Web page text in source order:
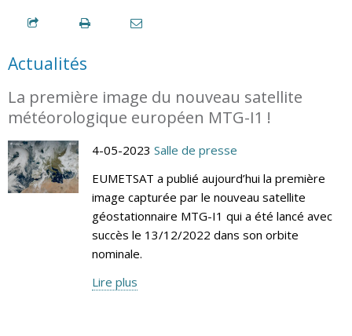
Actualités
La première image du nouveau satellite
météorologique européen MTG-I1 !
4-05-2023 Salle de presse
EUMETSAT a publié aujourd’hui la première
image capturée par le nouveau satellite
géostationnaire MTG-I1 qui a été lancé avec
succès le 13/12/2022 dans son orbite
nominale.
Lire plus